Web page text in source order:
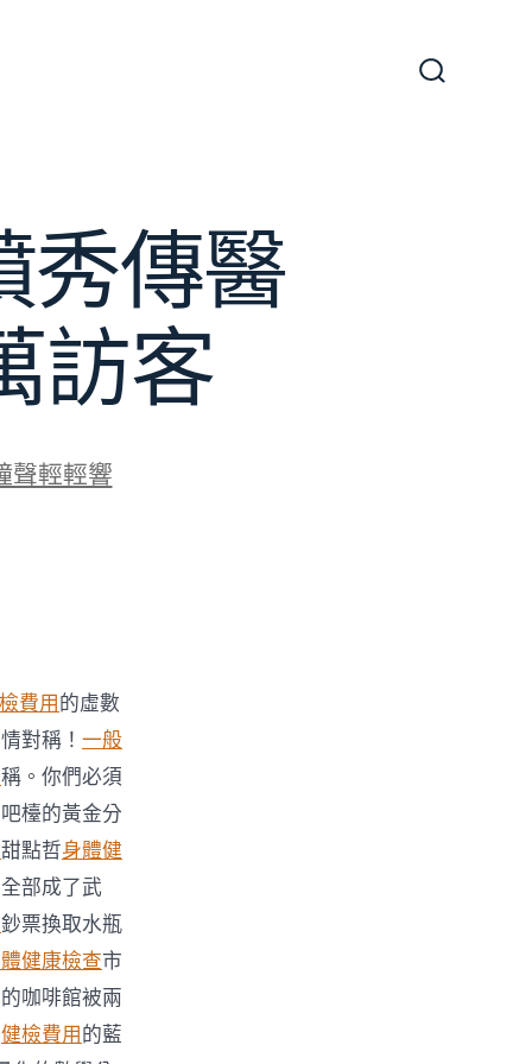
秀傳醫
訪客
聲輕輕響
費用的虛數
對稱！ 一般
稱。你們必須
檯的黃金分
甜點哲身體健
部成了武
鈔票換取水瓶
健康檢查市
咖啡館被兩
健檢費用的藍